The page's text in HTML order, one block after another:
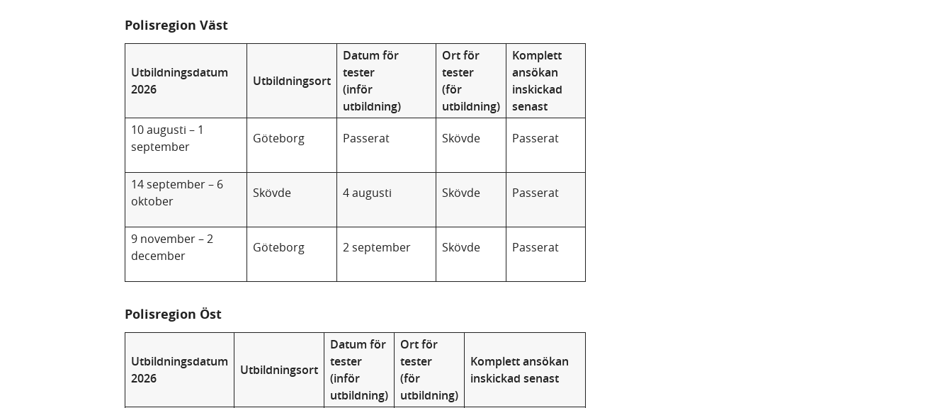
Polisregion Väst
Utbildningsdatum
2026
Utbildningsort
Datum för
tester
(inför
utbildning)
Ort för
tester
(för
utbildning)
Komplett
ansökan
inskickad
senast
10 augusti – 1
september
Göteborg Passerat Skövde Passerat
14 september – 6
oktober
Skövde 4 augusti Skövde Passerat
9 november – 2
december
Göteborg 2 september Skövde Passerat
Polisregion Öst
Utbildningsdatum
2026
Utbildningsort
Datum för
tester
(inför
utbildning)
Ort för
tester
(för
utbildning)
Komplett ansökan
inskickad senast